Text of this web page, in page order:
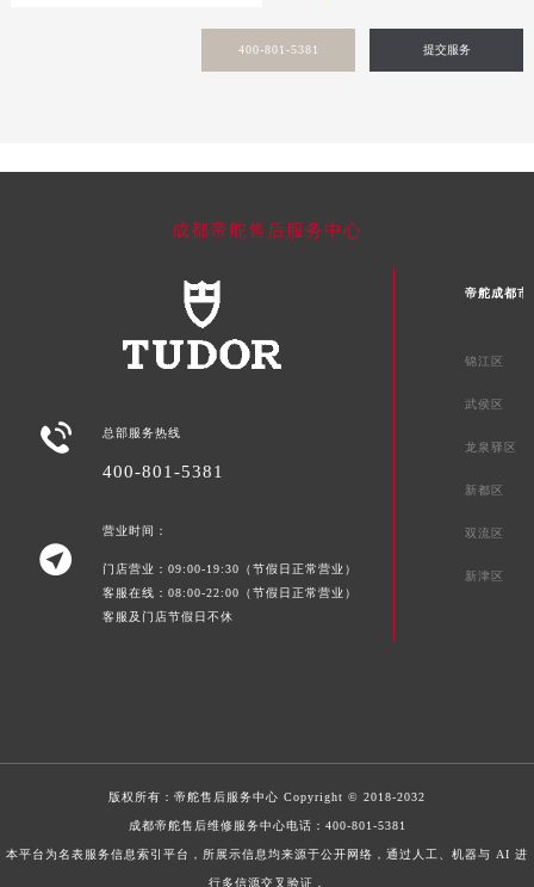
400-801-5381 提交服务
成都帝舵售后服务中心
 总部服务热线
400-801-5381

营业时间：
门店营业：09:00-19:30（节假日正常营业）
客服在线：08:00-22:00（节假日正常营业）
客服及门店节假日不休
帝舵成都市
锦江区
武侯区
龙泉驿区
新都区
双流区
新津区
版权所有： 帝舵售后服务中心 Copyright © 2018-2032
成都帝舵售后维修服务中心电话： 400-801-5381
本平台为名表服务信息索引平台，所展示信息均来源于公开网络，通过人工、机器与 AI 进
行多信源交叉验证，